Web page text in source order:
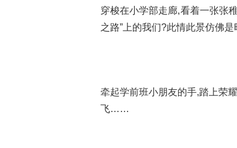
穿梭在小学部走廊,看着一张张
之路”上的我们?此情此景仿佛
牵起学前班小朋友的手,踏上荣
飞……